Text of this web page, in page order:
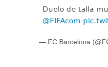
Duelo de talla
@FIFAcom
— FC Barcelona